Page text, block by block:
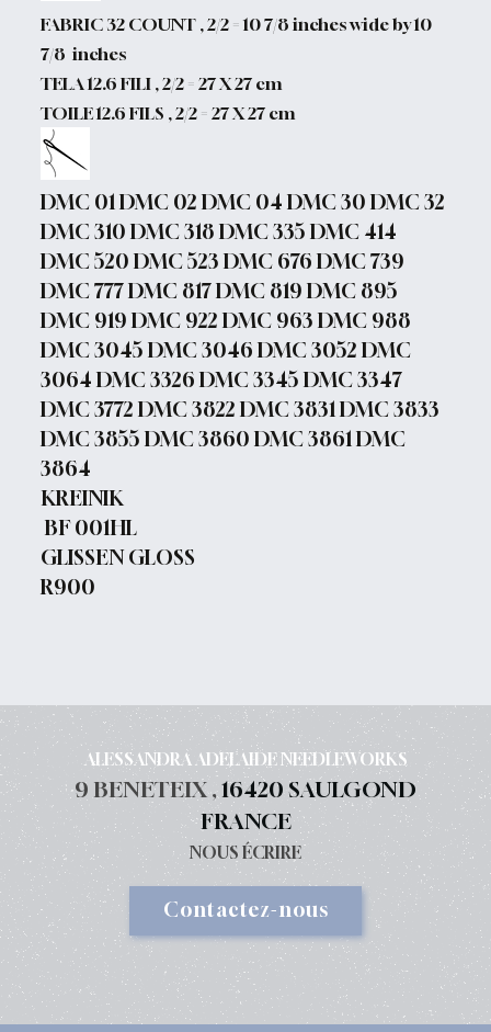
FABRIC 32 COUNT , 2/2 = 10 7/8 inches wide by 10
7/8 inches
TELA 12.6 FILI , 2/2 = 27 X 27 cm
TOILE 12.6 FILS , 2/2 = 27 X 27 cm
DMC 01 DMC 02 DMC 04 DMC 30 DMC 32
DMC 310 DMC 318 DMC 335 DMC 414
DMC 520 DMC 523 DMC 676 DMC 739
DMC 777 DMC 817 DMC 819 DMC 895
DMC 919 DMC 922 DMC 963 DMC 988
DMC 3045 DMC 3046 DMC 3052 DMC
3064 DMC 3326 DMC 3345 DMC 3347
DMC 3772 DMC 3822 DMC 3831 DMC 3833
DMC 3855 DMC 3860 DMC 3861 DMC
3864
KREINIK
BF 001HL
GLISSEN GLOSS
R900
ALESSANDRA ADELAIDE NEEDLEWORKS
9 BENETEIX ,16420 SAULGOND
FRANCE
NOUS ÉCRIRE
Contactez-nous